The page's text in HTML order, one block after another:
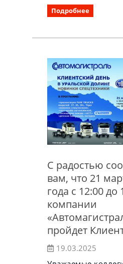
Подробнее
С радостью
вам, что 21
года с 12:00 до
компании
пройдет
19.03.2025